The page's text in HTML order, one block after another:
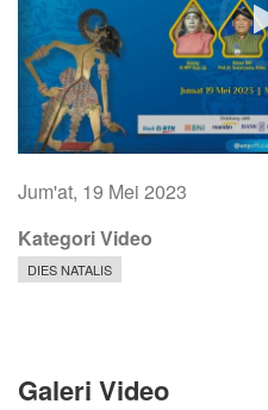
Jum'at, 19 Mei 2023
Kategori Video
DIES NATALIS
Galeri Video